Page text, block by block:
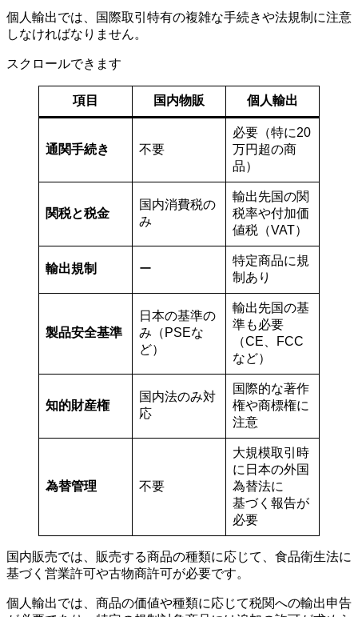
個人輸出では、国際取引特有の複雑な手続きや法規制に注意
しなければなりません。
スクロールできます
項目 国内物販 個人輸出
通関手続き 不要
必要（特に20
万円超の商
品）
関税と税金
国内消費税の
み
輸出先国の関
税率や付加価
値税（VAT）
輸出規制 ー
特定商品に規
制あり
製品安全基準
日本の基準の
み（PSEな
ど）
輸出先国の基
準も必要
（CE、FCC
など）
知的財産権
国内法のみ対
応
国際的な著作
権や商標権に
注意
為替管理 不要
大規模取引時
に日本の外国
為替法に
基づく報告が
必要
国内販売では、販売する商品の種類に応じて、食品衛生法に
基づく営業許可や古物商許可が必要です。
個人輸出では、商品の価値や種類に応じて税関への輸出申告